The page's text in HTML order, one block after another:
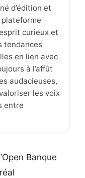
d’édition et
curieux et
tendances
en lien avec
à l’affût
audacieuses,
les voix
entre
Banque